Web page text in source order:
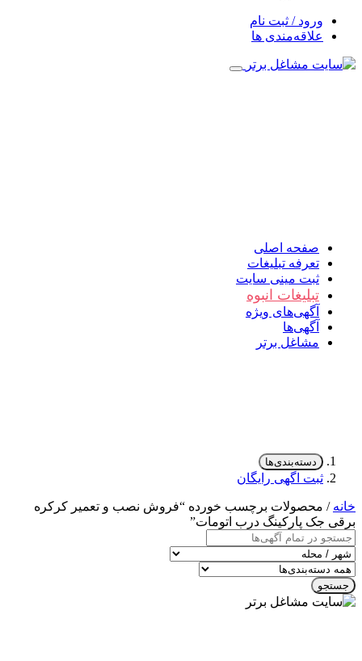
ورود / ثبت نام
علاقه‌مندی ها
صفحه اصلی
تعرفه تبلیغات
ثبت مینی سایت
تبلیغات انبوه
آگهی‌های ویژه
آگهی‌ها
مشاغل برتر
دسته‌بندی‌ها
ثبت اگهی رایگان
خانه / محصولات برچسب خورده “فروش نصب و تعمیر کرکره
برقی جک پارکینگ درب اتومات”
جستجو